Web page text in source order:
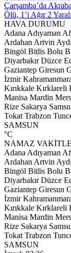
Çarşamba’da
Ölü, 1’i Ağır 2 Yaralı
HAVA DURUMU
Adana Adıyaman
Ardahan Artvin
Bingöl Bitlis Bolu
Diyarbakır Düzce
Gaziantep Giresun
İzmir
Kırıkkale Kırklareli
Manisa Mardin
Rize Sakarya
Tokat Trabzon
SAMSUN
°C
NAMAZ
Adana Adıyaman
Ardahan Artvin
Bingöl Bitlis Bolu
Diyarbakır Düzce
Gaziantep Giresun
İzmir
Kırıkkale Kırklareli
Manisa Mardin
Rize Sakarya
Tokat Trabzon
SAMSUN